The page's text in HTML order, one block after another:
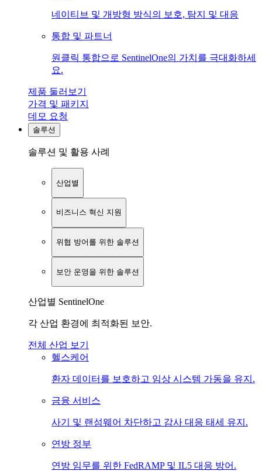
네이티브 및 개방형 방식의 보호, 탐지 및 대응
통합 및 파트너
원클릭 통합으로 SentinelOne의 가치를 극대화하세
요.
제품 둘러보기
가격 및 패키지
데모 요청
솔루션
솔루션 및 활용 사례
산업별
비즈니스 혁신 지원
위협 방어를 위한 솔루션
보안 운영을 위한 솔루션
산업별 SentinelOne
각 산업 환경에 최적화된 보안.
전체 산업 보기
헬스케어
환자 데이터를 보호하고 임상 시스템 가동을 유지.
금융 서비스
사기 및 랜섬웨어 차단하고 감사 대응 태세 유지.
연방 정부
연방 임무를 위한 FedRAMP 및 IL5 대응 방어.